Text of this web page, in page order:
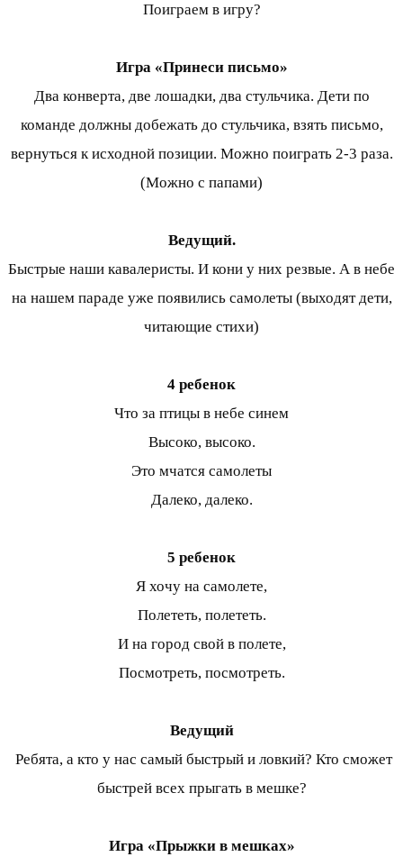
Поиграем в игру?
Игра «Принеси письмо»
Два конверта, две лошадки, два стульчика. Дети по
команде должны добежать до стульчика, взять письмо,
вернуться к исходной позиции. Можно поиграть 2-3 раза.
(Можно с папами)
Ведущий.
Быстрые наши кавалеристы. И кони у них резвые. А в небе
на нашем параде уже появились самолеты (выходят дети,
читающие стихи)
4 ребенок
Что за птицы в небе синем
Высоко, высоко.
Это мчатся самолеты
Далеко, далеко.
5 ребенок
Я хочу на самолете,
Полететь, полететь.
И на город свой в полете,
Посмотреть, посмотреть.
Ведущий
Ребята, а кто у нас самый быстрый и ловкий? Кто сможет
быстрей всех прыгать в мешке?
Игра «Прыжки в мешках»